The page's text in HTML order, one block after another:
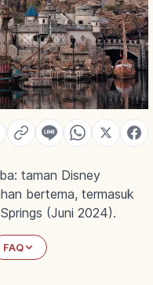
taman Disney
bertema, termasuk
(Juni 2024).
FAQ